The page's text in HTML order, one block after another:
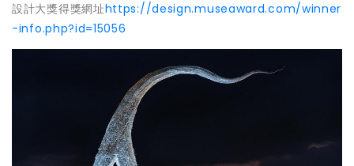
設計大獎得獎網址https://design.museaward.com/winner
-info.php?id=15056